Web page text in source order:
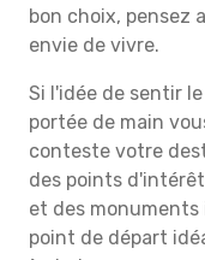
bon choix, pensez
envie de vivre.
Si l'idée de sentir
portée de main
conteste votre
des points
et des monuments
point de départ